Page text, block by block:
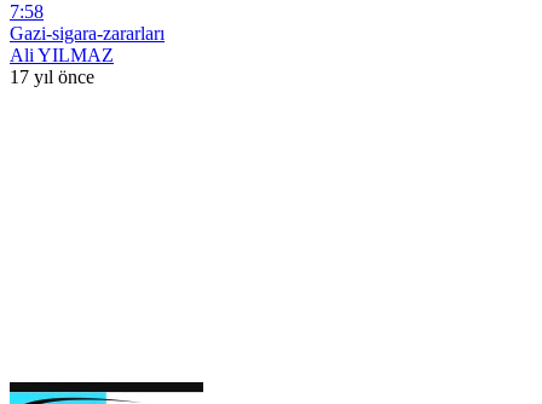
7:58
Gazi-sigara-zararları
Ali YILMAZ
17 yıl önce